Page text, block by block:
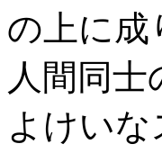
の上に成
人間同
よけい